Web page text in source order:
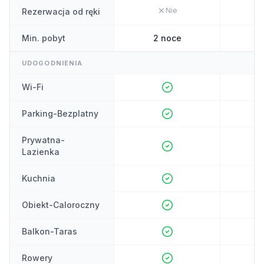
Rezerwacja od ręki Nie
Min. pobyt 2 noce
UDOGODNIENIA
Wi-Fi
Parking-Bezplatny
Prywatna-
Lazienka
Kuchnia
Obiekt-Caloroczny
Balkon-Taras
Rowery